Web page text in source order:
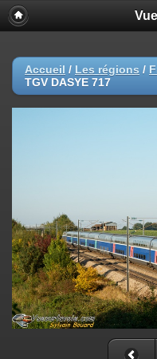
Accueil / Les régions /
TGV DASYE 717